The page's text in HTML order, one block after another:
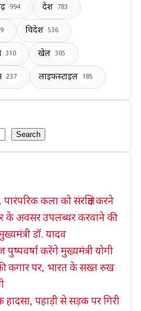
994 देश 783
विदेश 536
310 खेल 305
237 लाइफस्टाइल 185
Search
पारंपरिक कला को संरक्षित करने
के अवसर उपलब्धर करवाने की
डॉ. यादव
करेंगे मुख्यमंत्री योगी
कगार पर, भारत के सख्त रुख
हादसा, पहाड़ी से सड़क पर गिरी